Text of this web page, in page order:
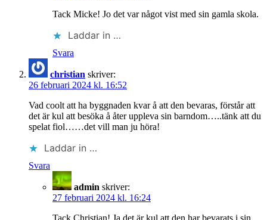
Tack Micke! Jo det var något vist med sin gamla skola.
Laddar in …
Svara
christian skriver:
26 februari 2024 kl. 16:52
Vad coolt att ha byggnaden kvar å att den bevaras, förstår att
det är kul att besöka å åter uppleva sin barndom…..tänk att du
spelat fiol……det vill man ju höra!
Laddar in …
Svara
admin skriver:
27 februari 2024 kl. 16:24